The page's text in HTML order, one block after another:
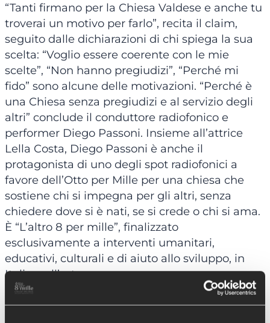
“Tanti firmano per la Chiesa Valdese e anche tu
troverai un motivo per farlo”, recita il claim,
seguito dalle dichiarazioni di chi spiega la sua
scelta: “Voglio essere coerente con le mie
scelte”, “Non hanno pregiudizi”, “Perché mi
fido” sono alcune delle motivazioni. “Perché è
una Chiesa senza pregiudizi e al servizio degli
altri” conclude il conduttore radiofonico e
performer Diego Passoni. Insieme all’attrice
Lella Costa, Diego Passoni è anche il
protagonista di uno degli spot radiofonici a
favore dell’Otto per Mille per una chiesa che
sostiene chi si impegna per gli altri, senza
chiedere dove si è nati, se si crede o chi si ama.
È “L’altro 8 per mille”, finalizzato
esclusivamente a interventi umanitari,
educativi, culturali e di aiuto allo sviluppo, in
Italia e all’estero.
“La campagna, spiega Alessandra Trotta,